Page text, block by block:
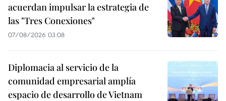
acuerdan impulsar la estrategia de
las "Tres Conexiones"
07/08/2026 03:08
Diplomacia al servicio de la
comunidad empresarial amplía
espacio de desarrollo de Vietnam